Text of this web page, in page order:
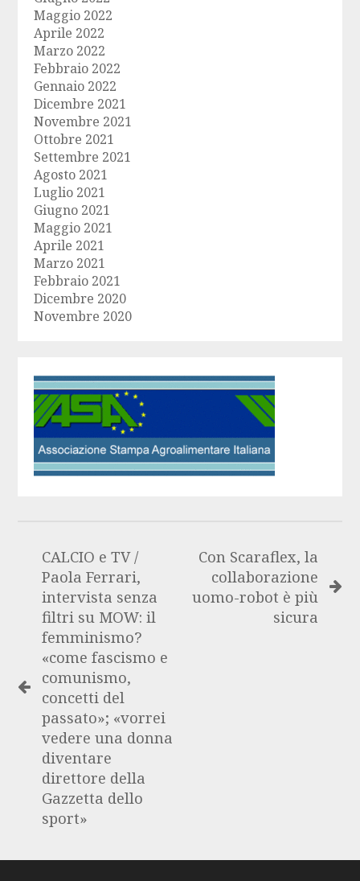
Maggio 2022
Aprile 2022
Marzo 2022
Febbraio 2022
Gennaio 2022
Dicembre 2021
Novembre 2021
Ottobre 2021
Settembre 2021
Agosto 2021
Luglio 2021
Giugno 2021
Maggio 2021
Aprile 2021
Marzo 2021
Febbraio 2021
Dicembre 2020
Novembre 2020
CALCIO e TV /
Paola Ferrari,
intervista senza
filtri su MOW: il
femminismo?
«come fascismo e
comunismo,
concetti del
passato»; «vorrei
vedere una donna
diventare
direttore della
Gazzetta dello
sport»
Con Scaraflex, la
collaborazione
uomo-robot è più
sicura